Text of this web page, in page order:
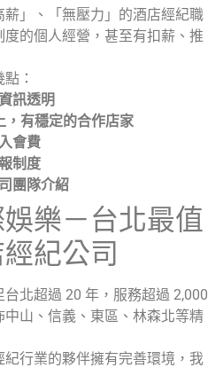
」、「無壓力」的酒店經紀職
的個人經營，甚至有扣薪、推
：
訊透明
，有穩定的合作店家
會費
制度
團隊介紹
樂－台北最值
紀公司
北超過 20 年，服務超過 2,000
山、信義、東區、林森北等精
行業的夥伴擁有完善環境，我